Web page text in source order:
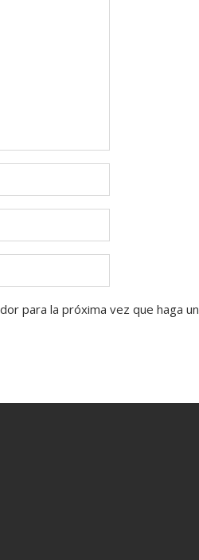
para la próxima vez que haga un